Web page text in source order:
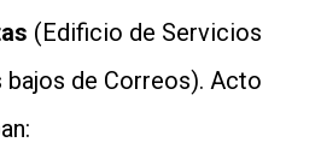
(Edificio de Servicios
bajos de Correos). Acto